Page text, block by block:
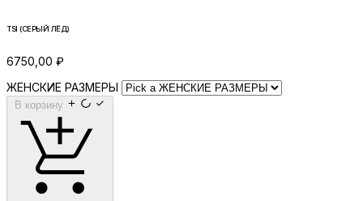
TSI (СЕРЫЙ ЛЁД)
6750,00 ₽
ЖЕНСКИЕ РАЗМЕРЫ
В корзину